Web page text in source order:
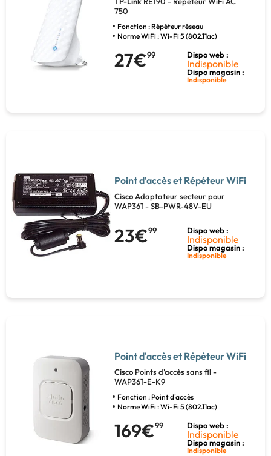
750
Fonction : Répéteur réseau
Norme WiFi : Wi-Fi 5 (802.11ac)
27€99 Dispo web :
Indisponible
Dispo magasin :
Indisponible
Point d'accès et Répéteur WiFi
Cisco Adaptateur secteur pour
WAP361 - SB-PWR-48V-EU
23€99 Dispo web :
Indisponible
Dispo magasin :
Indisponible
Point d'accès et Répéteur WiFi
Cisco Points d'accès sans fil -
WAP361-E-K9
Fonction : Point d'accès
Norme WiFi : Wi-Fi 5 (802.11ac)
169€99 Dispo web :
Indisponible
Dispo magasin :
Indisponible